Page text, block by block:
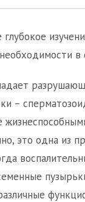
в
–
это одна из